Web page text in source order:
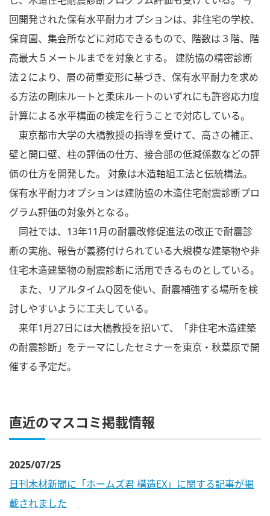
回開発された保有水平耐力オプションは、非住宅の学校、
保育園、集会所などに対応できるもので、階数は３階、階
高最大５メートルまでを対象とする。 建防協の精密診断
法２により、層の荷重変形に基づき、保有水平耐力を求め
る方法の剛床ルートと柔床ルートのいずれにも許容応力度
計算による水平構面の検定を行うことで対応している。
東京都市大学の大橋教授の指導を受けて、高さの補正、
壁と開口壁、柱の評価の仕方、接合部の低減係数などの評
価の仕方を開発した。 対象は木造軸組工法と伝統構法。
保有水平耐力オプションは建防協の木造住宅耐震診断プロ
グラム評価の対象外となる。
同社では、13年11月の耐震改修促進法の改正で耐震診
断の実施、報告が義務付けられている大規模な建築物や非
住宅木造建築物の耐震診断に活用できるものとしている。
また、リアルタイムQ図を使い、耐震補強する場所を検
討しやすいように工夫している。
来年1月27日には大橋教授を招いて、「非住宅木造建築
の耐震診断」をテーマにしたセミナーを東京・秋葉原で開
催する予定だ。
直近のマスコミ掲載情報
2025/07/25
日刊木材新聞に「ホームズ君 構造EX」に関する記事が掲
載されました